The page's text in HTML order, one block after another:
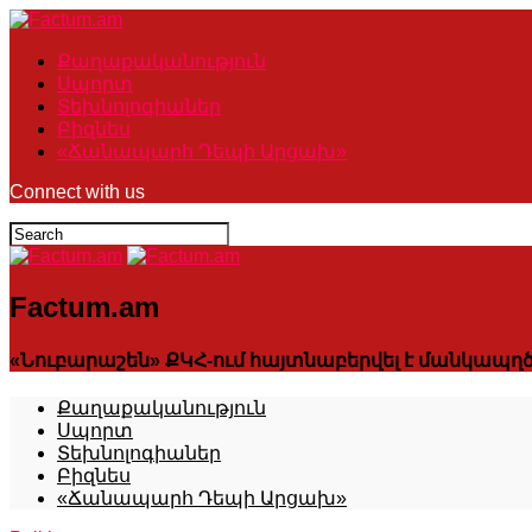
Քաղաքականություն
Սպորտ
Տեխնոլոգիաներ
Բիզնես
«Ճանապարհ Դեպի Արցախ»
Connect with us
Factum.am
«Նուբարաշեն» ՔԿՀ-ում հայտնաբերվել է
Քաղաքականություն
Սպորտ
Տեխնոլոգիաներ
Բիզնես
«Ճանապարհ Դեպի Արցախ»